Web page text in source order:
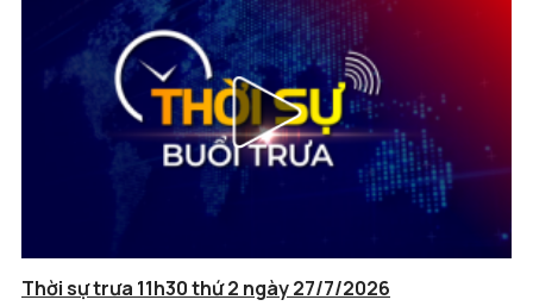
Thời sự trưa 11h30 thứ 2 ngày 27/7/2026